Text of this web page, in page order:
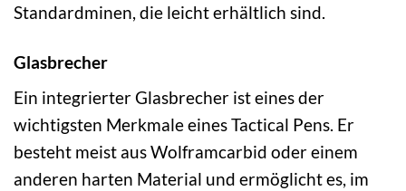
Standardminen, die leicht erhältlich sind.
Glasbrecher
Ein integrierter Glasbrecher ist eines der
wichtigsten Merkmale eines Tactical Pens. Er
besteht meist aus Wolframcarbid oder einem
anderen harten Material und ermöglicht es, im